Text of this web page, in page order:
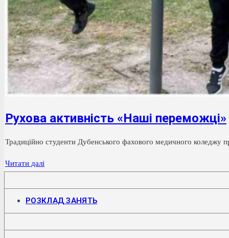
Рухова активність «Наші переможці»
Традиційно студенти Дубенського фахового медичного коледжу
Читати далі
«Наші
переможці»
РОЗКЛАД ЗАНЯТЬВідкриється
новій